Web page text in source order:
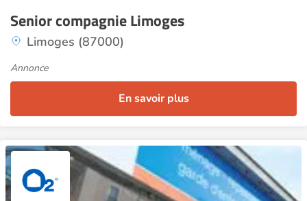
Senior compagnie Limoges
Limoges (87000)
Annonce
En savoir plus